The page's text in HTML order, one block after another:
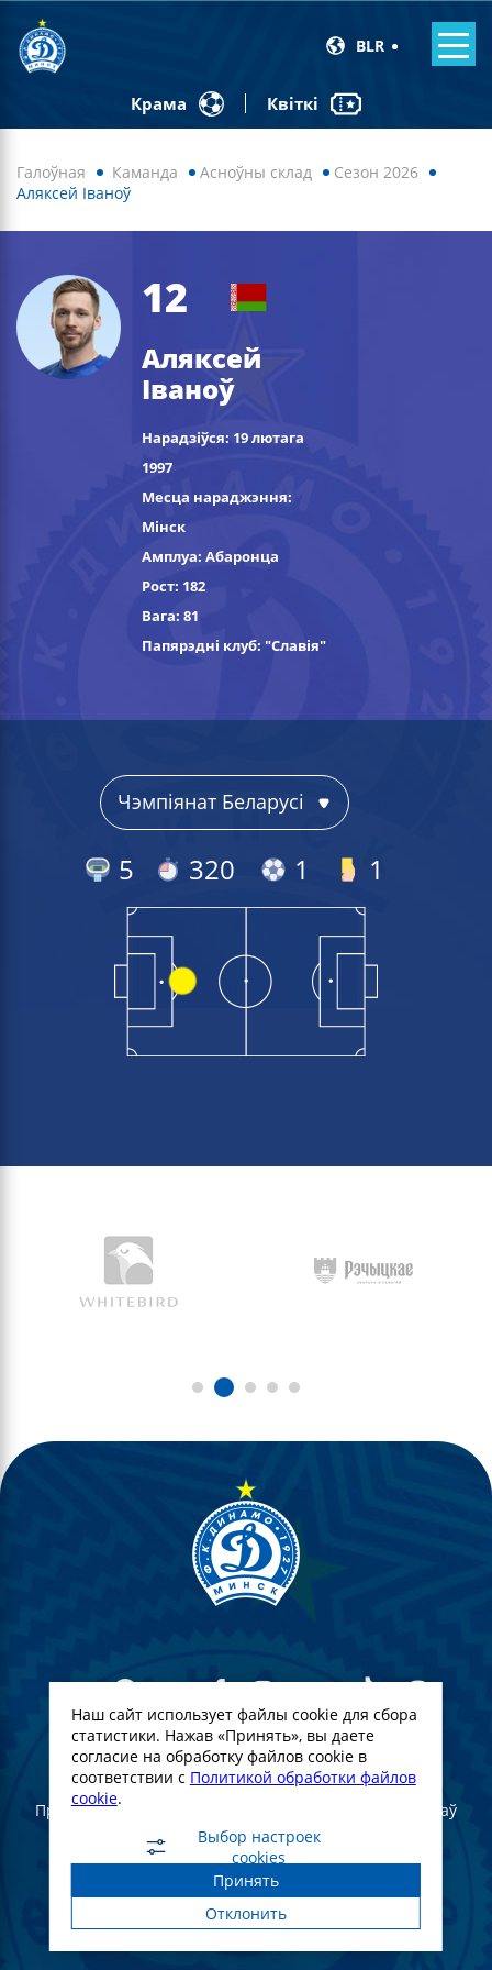
BLR
Крама Квіткі
Галоўная Каманда Асноўны склад
Сезон 2026
Аляксей Іваноў
12
Аляксей
Іваноў
Нарадзіўся: 19 лютага
1997
Месца нараджэння:
Мiнск
Амплуа: Абаронца
Рост: 182
Вага: 81
Папярэдні клуб: "Славія"
5 320 1 1
© Футбольны клуб Дынама-Мінск. 2022
Пры поўным або частковым выкарыстанні матэрыялаў
спасылка на афіцыйны сайт ФК "Дынама-Мінск"
абавязковая
Создание и продвижение сайта -
WebGroup.PRO
Наш сайт использует файлы cookie для сбора
статистики. Нажав «Принять», вы даете
согласие на обработку файлов cookie в
соответствии с Политикой обработки файлов
cookie.
Выбор настроек
cookies
Принять
Отклонить